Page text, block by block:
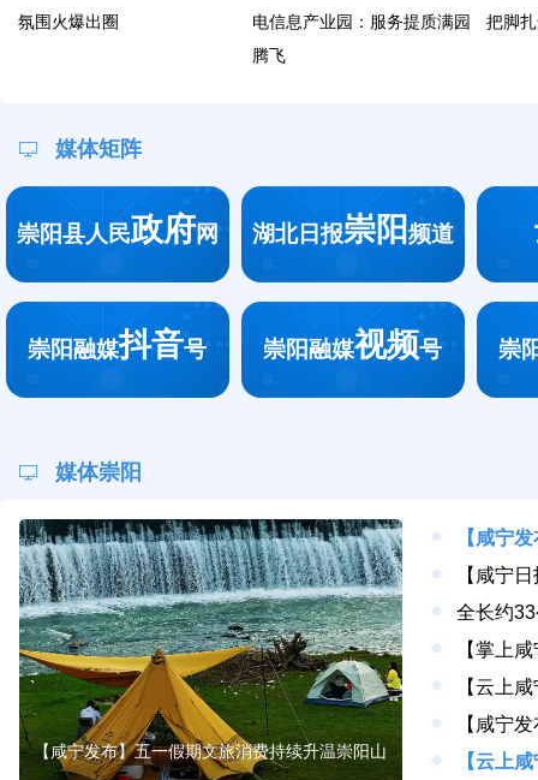
氛围火爆出圈
电信息产业园：服务提质满园
腾飞
把脚
媒体矩阵
崇阳县人民政府网 湖北日报崇阳频道
崇阳融媒抖音号 崇阳融媒视频号 崇
媒体崇阳
【咸宁发布】五一假期文旅消费持续升温崇阳山